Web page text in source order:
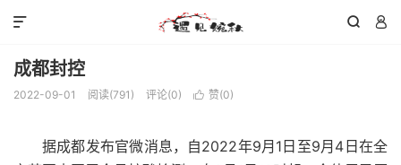
 

成都封控
2022-09-01 阅读(791 ) 评论(0)  赞(0)
据成都发布官微消息，自2022年9月1日至9月4日在全